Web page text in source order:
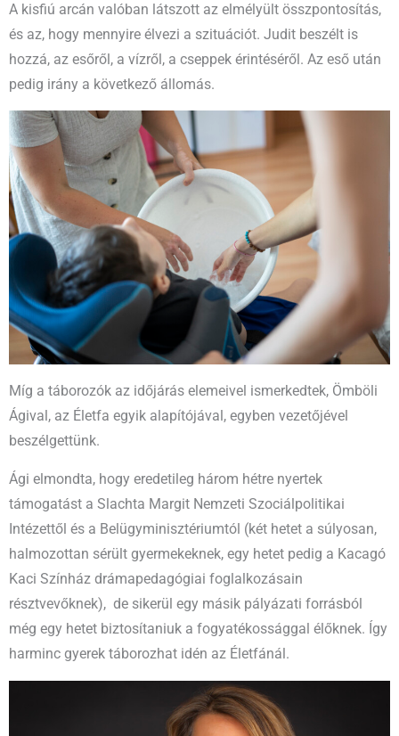
A kisfiú arcán valóban látszott az elmélyült összpontosítás,
és az, hogy mennyire élvezi a szituációt. Judit beszélt is
hozzá, az esőről, a vízről, a cseppek érintéséről. Az eső után
pedig irány a következő állomás.
Míg a táborozók az időjárás elemeivel ismerkedtek, Ömböli
Ágival, az Életfa egyik alapítójával, egyben vezetőjével
beszélgettünk.
Ági elmondta, hogy eredetileg három hétre nyertek
támogatást a Slachta Margit Nemzeti Szociálpolitikai
Intézettől és a Belügyminisztériumtól (két hetet a súlyosan,
halmozottan sérült gyermekeknek, egy hetet pedig a Kacagó
Kaci Színház drámapedagógiai foglalkozásain
résztvevőknek), de sikerül egy másik pályázati forrásból
még egy hetet biztosítaniuk a fogyatékossággal élőknek. Így
harminc gyerek táborozhat idén az Életfánál.